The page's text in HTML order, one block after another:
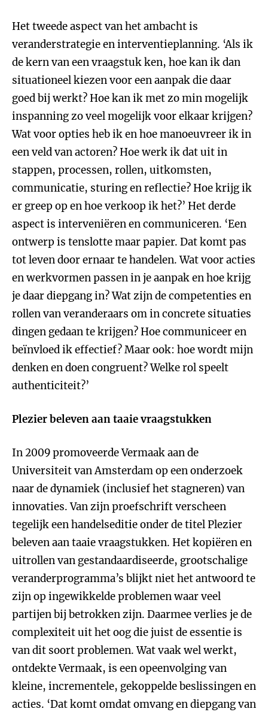
Het tweede aspect van het ambacht is
veranderstrategie en interventieplanning. ‘Als ik
de kern van een vraagstuk ken, hoe kan ik dan
situationeel kiezen voor een aanpak die daar
goed bij werkt? Hoe kan ik met zo min mogelijk
inspanning zo veel mogelijk voor elkaar krijgen?
Wat voor opties heb ik en hoe manoeuvreer ik in
een veld van actoren? Hoe werk ik dat uit in
stappen, processen, rollen, uitkomsten,
communicatie, sturing en reflectie? Hoe krijg ik
er greep op en hoe verkoop ik het?’ Het derde
aspect is interveniëren en communiceren. ‘Een
ontwerp is tenslotte maar papier. Dat komt pas
tot leven door ernaar te handelen. Wat voor acties
en werkvormen passen in je aanpak en hoe krijg
je daar diepgang in? Wat zijn de competenties en
rollen van veranderaars om in concrete situaties
dingen gedaan te krijgen? Hoe communiceer en
beïnvloed ik effectief? Maar ook: hoe wordt mijn
denken en doen congruent? Welke rol speelt
authenticiteit?’
Plezier beleven aan taaie vraagstukken
In 2009 promoveerde Vermaak aan de
Universiteit van Amsterdam op een onderzoek
naar de dynamiek (inclusief het stagneren) van
innovaties. Van zijn proefschrift verscheen
tegelijk een handelseditie onder de titel Plezier
beleven aan taaie vraagstukken. Het kopiëren en
uitrollen van gestandaardiseerde, grootschalige
veranderprogramma’s blijkt niet het antwoord te
zijn op ingewikkelde problemen waar veel
partijen bij betrokken zijn. Daarmee verlies je de
complexiteit uit het oog die juist de essentie is
van dit soort problemen. Wat vaak wel werkt,
ontdekte Vermaak, is een opeenvolging van
kleine, incrementele, gekoppelde beslissingen en
acties. ‘Dat komt omdat omvang en diepgang van